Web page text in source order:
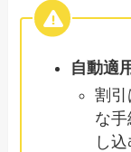
自動適
割引
な
し